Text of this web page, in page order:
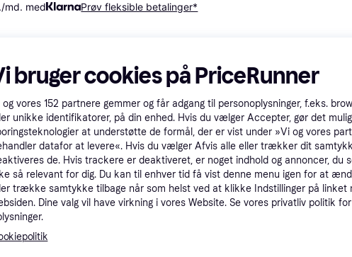
md. med Prøv fleksible betalinger*
bruger cookies på PriceRunner
og vores 152 partnere gemmer og får adgang til personoplysninger, f.eks.
unikke identifikatorer, på din enhed. Hvis du vælger Accepter, gør det
at understøtte de formål, der er vist under »Vi og vores
datafor at levere«. Hvis du vælger Afvis alle eller trækker dit
de. Hvis trackere er deaktiveret, er noget indhold og annoncer, du
så relevant for dig. Du kan til enhver tid få vist denne menu igen for at
trække samtykke tilbage når som helst ved at klikke Indstillinger på linket
Dine valg vil have virkning i vores Website. Se vores privatliv politik